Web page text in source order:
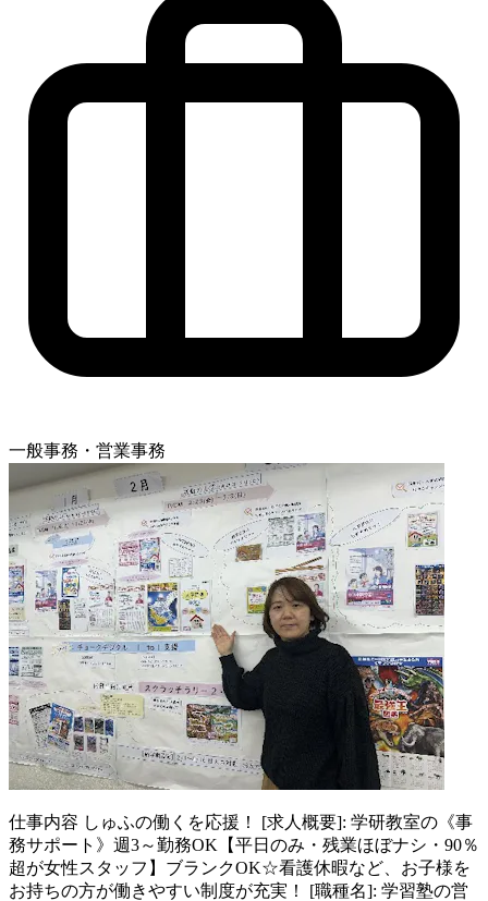
一般事務・営業事務
仕事内容 しゅふの働くを応援！ [求人概要]: 学研教室の《事
務サポート》週3～勤務OK【平日のみ・残業ほぼナシ・90％
超が女性スタッフ】ブランクOK☆看護休暇など、お子様を
お持ちの方が働きやすい制度が充実！ [職種名]: 学習塾の営